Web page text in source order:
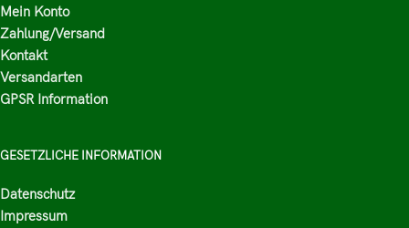
Mein Konto
Zahlung/Versand
Kontakt
Versandarten
GPSR Information
GESETZLICHE INFORMATION
Datenschutz
Impressum